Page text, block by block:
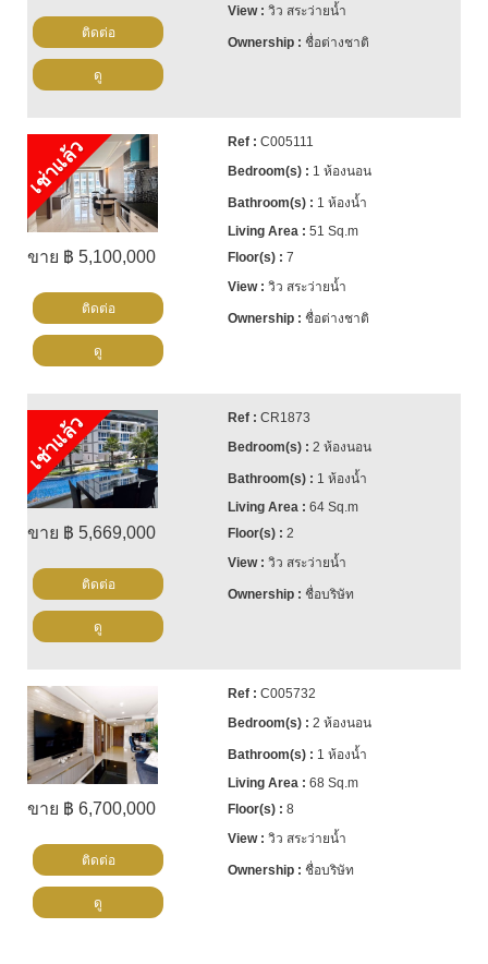
วิว สระว่ายน้ำ
ชื่อต่างชาติ
ติดต่อ
ดู
เช่าแล้ว
ขาย ฿ 5,100,000
C005111
1 ห้องนอน
1 ห้องน้ำ
51 Sq.m
7
วิว สระว่ายน้ำ
ชื่อต่างชาติ
ติดต่อ
ดู
เช่าแล้ว
ขาย ฿ 5,669,000
CR1873
2 ห้องนอน
1 ห้องน้ำ
64 Sq.m
2
วิว สระว่ายน้ำ
ชื่อบริษัท
ติดต่อ
ดู
ขาย ฿ 6,700,000
C005732
2 ห้องนอน
1 ห้องน้ำ
68 Sq.m
8
วิว สระว่ายน้ำ
ชื่อบริษัท
ติดต่อ
ดู